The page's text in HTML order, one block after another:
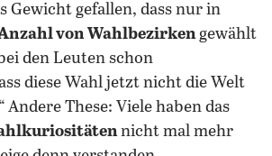
Gewicht gefallen, dass nur in
von Wahlbezirkengewählt
den Leuten schon
diese Wahl jetzt nicht die Welt
These: Viele haben das
nicht mal mehr